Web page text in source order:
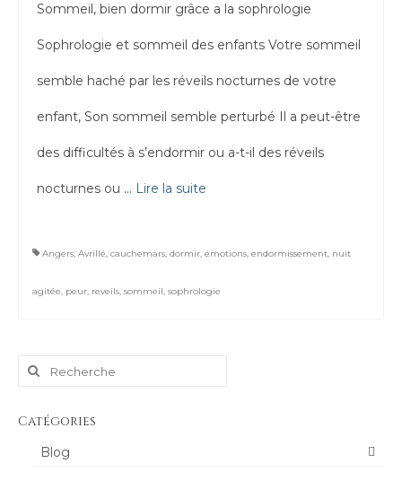
Sommeil, bien dormir grâce a la sophrologie
Sophrologie et sommeil des enfants Votre sommeil
semble haché par les réveils nocturnes de votre
enfant, Son sommeil semble perturbé Il a peut-être
des difficultés à s’endormir ou a-t-il des réveils
nocturnes ou … Lire la suite­­
Angers, Avrillé, cauchemars, dormir, émotions, endormissement, nuit
agitée, peur, reveils, sommeil, sophrologie
Rechercher
Catégories
Blog